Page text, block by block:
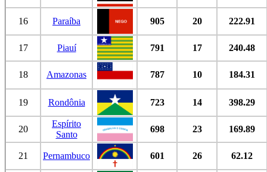
16 Paraíba 905 20 222.91
17 Piauí 791 17 240.48
18 Amazonas 787 10 184.31
19 Rondônia 723 14 398.29
20
Espírito
Santo
698 23 169.89
21 Pernambuco 601 26 62.12